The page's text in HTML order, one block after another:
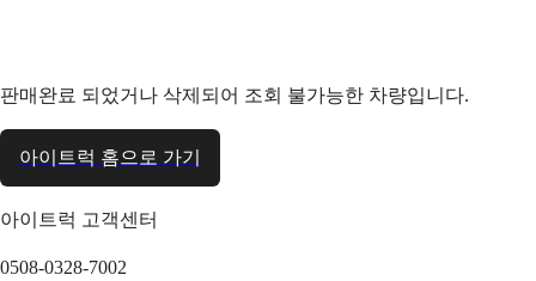
판매완료 되었거나 삭제되어 조회 불가능한 차량입니다.
아이트럭 홈으로 가기
아이트럭 고객센터
0508-0328-7002